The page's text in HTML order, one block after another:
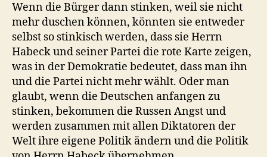
Wenn die Bürger dann stinken, weil sie nicht
mehr duschen können, könnten sie entweder
selbst so stinkisch werden, dass sie Herrn
Habeck und seiner Partei die rote Karte zeigen,
was in der Demokratie bedeutet, dass man ihn
und die Partei nicht mehr wählt. Oder man
glaubt, wenn die Deutschen anfangen zu
stinken, bekommen die Russen Angst und
werden zusammen mit allen Diktatoren der
Welt ihre eigene Politik ändern und die Politik